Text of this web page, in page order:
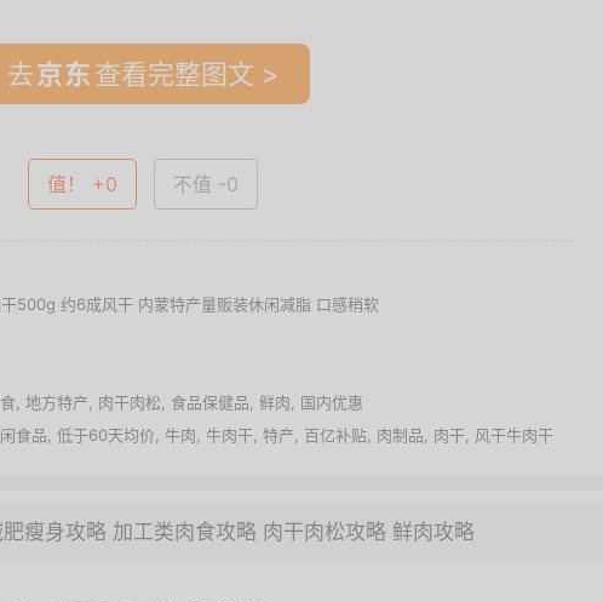
去 查看完整图文 >
值！ +0 不值 -0
500g 约6成风干 内蒙特产量贩装休闲减脂 口感稍软
地方特产 肉干肉松 食品保健品 鲜肉
国内优惠
食品 低于60天均价 牛肉 牛肉干 特产 百亿补贴 肉制品 肉干 风干牛肉干
肥瘦身攻略 加工类肉食攻略 肉干肉松攻略 鲜肉攻略